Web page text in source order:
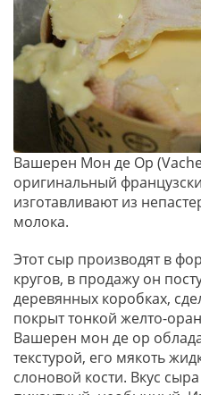
Вашерен Мон де Ор
оригинальный
изготавливают из
молока.
Этот сыр производят в
кругов, в продажу он
деревянных коробках,
покрыт тонкой желто-
Вашерен мон де ор
текстурой, его мякоть
слоновой кости. Вкус